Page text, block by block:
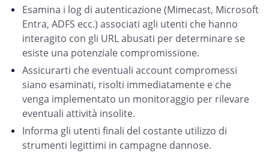
Esamina i log di autenticazione (Mimecast, Microsoft
Entra, ADFS ecc.) associati agli utenti che hanno
interagito con gli URL abusati per determinare se
esiste una potenziale compromissione.
Assicurarti che eventuali account compromessi
siano esaminati, risolti immediatamente e che
venga implementato un monitoraggio per rilevare
eventuali attività insolite.
Informa gli utenti finali del costante utilizzo di
strumenti legittimi in campagne dannose.